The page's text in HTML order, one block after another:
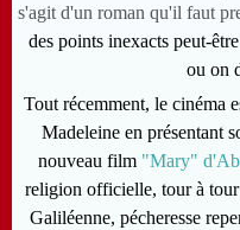
s'agit d'un roman qu'il faut
des points inexacts peut-
ou on
Tout récemment, le cinéma
Madeleine en présentant
nouveau film "Mary"
religion officielle, tour à
Galiléenne, pécheresse